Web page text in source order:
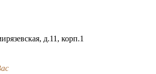
д.11, корп.1